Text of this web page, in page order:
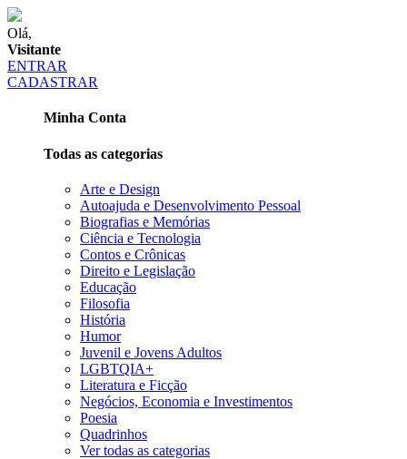
Olá,
Visitante
ENTRAR
CADASTRAR
Minha Conta
Todas as categorias
Arte e Design
Autoajuda e Desenvolvimento Pessoal
Biografias e Memórias
Ciência e Tecnologia
Contos e Crônicas
Direito e Legislação
Educação
Filosofia
História
Humor
Juvenil e Jovens Adultos
LGBTQIA+
Literatura e Ficção
Negócios, Economia e Investimentos
Poesia
Quadrinhos
Ver todas as categorias